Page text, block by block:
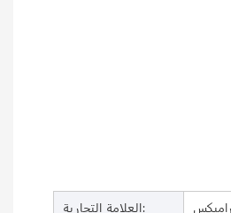
العلامة التجارية: